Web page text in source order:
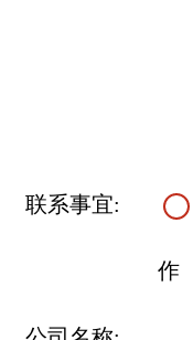
联系事宜:
作